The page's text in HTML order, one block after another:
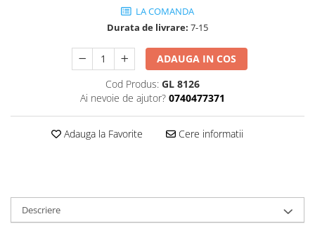
LA COMANDA
Durata de livrare: 7-15
ADAUGA IN COS
Cod Produs: GL 8126
Ai nevoie de ajutor? 0740477371
Adauga la Favorite Cere informatii
Descriere